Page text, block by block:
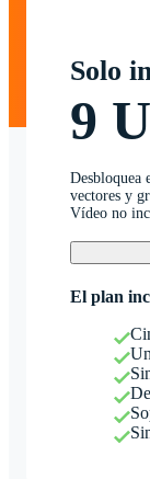
Solo
9
Desbloquea
vectores y
Vídeo no
El plan